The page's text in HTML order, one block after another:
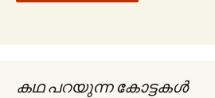
കഥ പറയുന്ന കോട്ടകൾ